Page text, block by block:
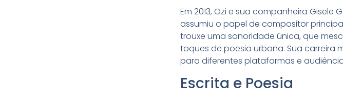
Em 2013, Ozi e sua companheira Gisele
assumiu o papel de compositor
trouxe uma sonoridade única, que
toques de poesia urbana. Sua carreira
para diferentes plataformas e
Escrita e Poesia